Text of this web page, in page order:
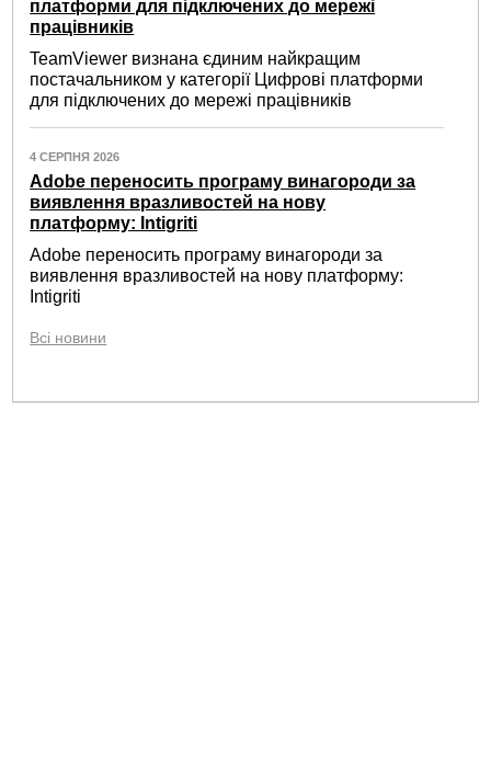
платформи для підключених до мережі
працівників
TeamViewer визнана єдиним найкращим
постачальником у категорії Цифрові платформи
для підключених до мережі працівників
4 СЕРПНЯ 2026
Adobe переносить програму винагороди за
виявлення вразливостей на нову
платформу: Intigriti
Adobe переносить програму винагороди за
виявлення вразливостей на нову платформу:
Intigriti
Всі новини